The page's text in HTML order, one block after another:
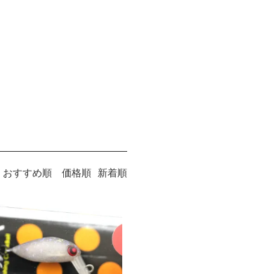
おすすめ順 価格順 新着順